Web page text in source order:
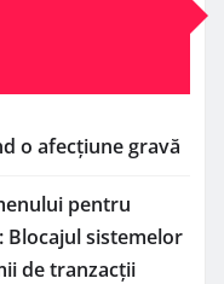
o afecțiune gravă
pentru
Blocajul sistemelor
de tranzacții